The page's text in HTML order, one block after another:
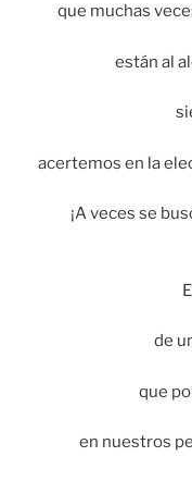
que muchas
están al
acertemos en la
¡A veces se
de
que
en nuestros